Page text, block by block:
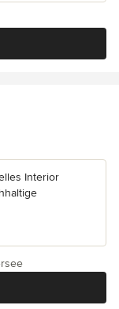
Interior